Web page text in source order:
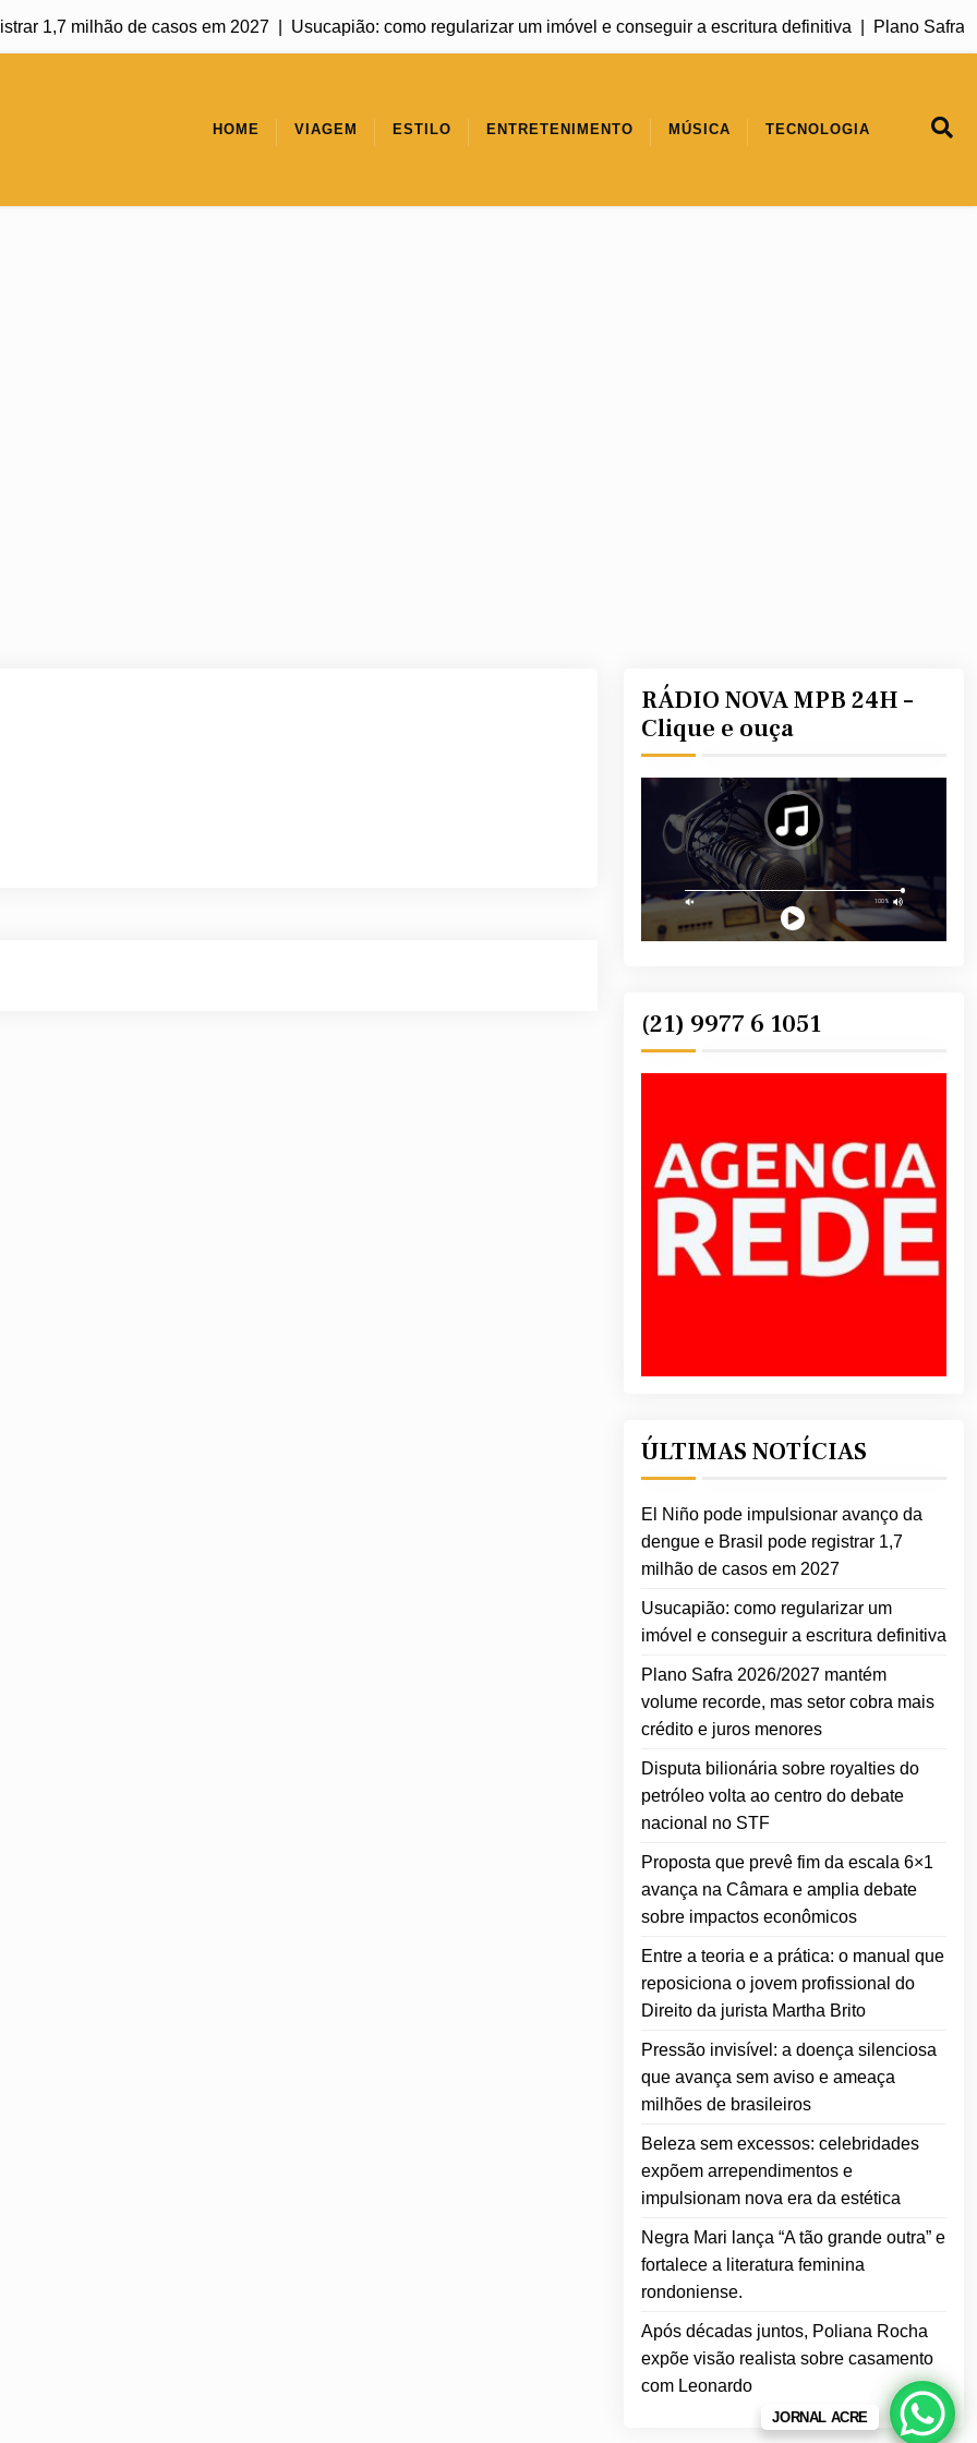
1,7 milhão de casos em 2027 |Usucapião: como regularizar um imóvel e conseguir a escritura definitiva |Plano Safra
HOME VIAGEM ESTILO ENTRETENIMENTO MÚSICA TECNOLOGIA
RÁDIO NOVA MPB 24H –
Clique e ouça
(21) 9977 6 1051
ÚLTIMAS NOTÍCIAS
El Niño pode impulsionar avanço da
dengue e Brasil pode registrar 1,7
milhão de casos em 2027
Usucapião: como regularizar um
imóvel e conseguir a escritura definitiva
Plano Safra 2026/2027 mantém
volume recorde, mas setor cobra mais
crédito e juros menores
Disputa bilionária sobre royalties do
petróleo volta ao centro do debate
nacional no STF
Proposta que prevê fim da escala 6×1
avança na Câmara e amplia debate
sobre impactos econômicos
Entre a teoria e a prática: o manual que
reposiciona o jovem profissional do
Direito da jurista Martha Brito
Pressão invisível: a doença silenciosa
que avança sem aviso e ameaça
milhões de brasileiros
Beleza sem excessos: celebridades
expõem arrependimentos e
impulsionam nova era da estética
Negra Mari lança “A tão grande outra” e
fortalece a literatura feminina
rondoniense.
Após décadas juntos, Poliana Rocha
expõe visão realista sobre casamento
com Leonardo
JORNAL ACRE